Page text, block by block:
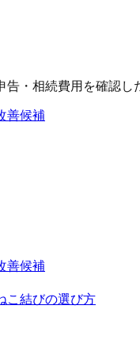
告・相続費用を確認し
善候補
善候補
こ結びの選び方